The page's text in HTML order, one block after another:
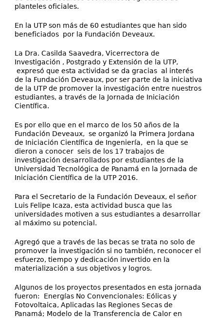
planteles oficiales.
En la UTP son más de 60 estudiantes que han sido
beneficiados por la Fundación Deveaux.
La Dra. Casilda Saavedra, Vicerrectora de
Investigación , Postgrado y Extensión de la UTP,
expresó que esta actividad se da gracias al interés
de la Fundación Deveaux, por ser parte de la iniciativa
de la UTP de promover la investigación entre nuestros
estudiantes, a través de la Jornada de Iniciación
Científica.
Es por ello que en el marco de los 50 años de la
Fundación Deveaux, se organizó la Primera Jordana
de Iniciación Científica de Ingeniería, en la que se
dieron a conocer seis de los 17 trabajos de
investigación desarrollados por estudiantes de la
Universidad Tecnológica de Panamá en la Jornada de
Iniciación Científica de la UTP 2016.
Para el Secretario de la Fundación Deveaux, el señor
Luis Felipe Icaza, esta actividad busca que las
universidades motiven a sus estudiantes a desarrollar
al máximo su potencial.
Agregó que a través de las becas se trata no solo de
promover la investigación si no también, reconocer el
esfuerzo, tiempo y dedicación invertido en la
materialización a sus objetivos y logros.
Algunos de los proyectos presentados en esta jornada
fueron: Energías No Convencionales: Eólicas y
Fotovoltaica, Aplicadas las Regiones Secas de
Panamá; Modelo de la Transferencia de Calor en